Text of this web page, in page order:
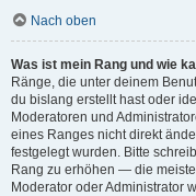
Nach oben
Was ist mein Rang und wie
Ränge, die unter deinem
du bislang erstellt hast oder
Moderatoren und
eines Ranges nicht direkt
festgelegt wurden. Bitte
Rang zu erhöhen — die
Moderator oder Administrator